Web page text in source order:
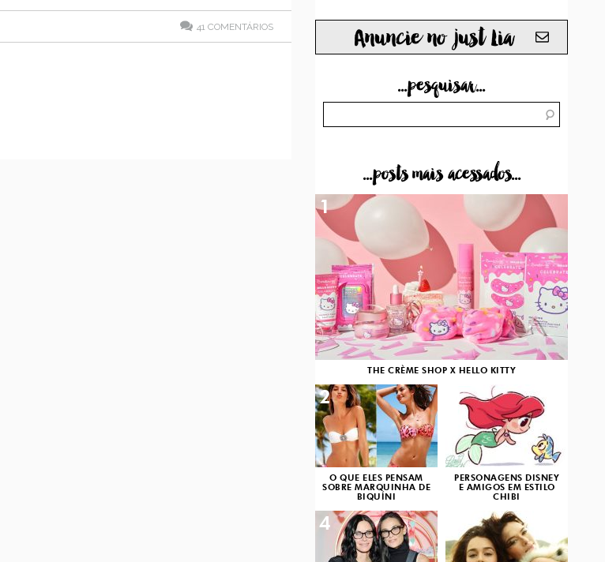
41 COMENTÁRIOS Anuncie no just Lia
...pesquisar...
...posts mais acessados...
THE CRÈME SHOP X HELLO KITTY
1
O QUE ELES PENSAM
SOBRE MARQUINHA DE
BIQUÍNI
2
PERSONAGENS DISNEY
E AMIGOS EM ESTILO
CHIBI
3
4